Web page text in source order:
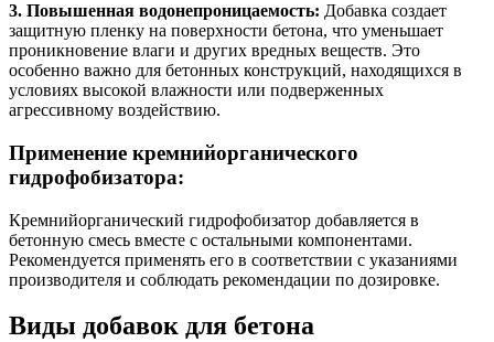
3. Повышенная водонепроницаемость: Добавка создает
защитную пленку на поверхности бетона, что уменьшает
проникновение влаги и других вредных веществ. Это
особенно важно для бетонных конструкций, находящихся в
условиях высокой влажности или подверженных
агрессивному воздействию.
Применение кремнийорганического
гидрофобизатора:
Кремнийорганический гидрофобизатор добавляется в
бетонную смесь вместе с остальными компонентами.
Рекомендуется применять его в соответствии с указаниями
производителя и соблюдать рекомендации по дозировке.
Виды добавок для бетона